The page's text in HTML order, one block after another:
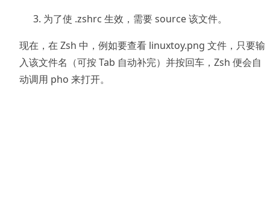
为了使 .zshrc 生效，需要 source 该文件。
现在，在 Zsh 中，例如要查看 linuxtoy.png 文件，只要输
入该文件名（可按 Tab 自动补完）并按回车，Zsh 便会自
动调用 pho 来打开。